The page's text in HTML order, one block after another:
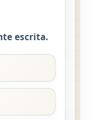
escrita.